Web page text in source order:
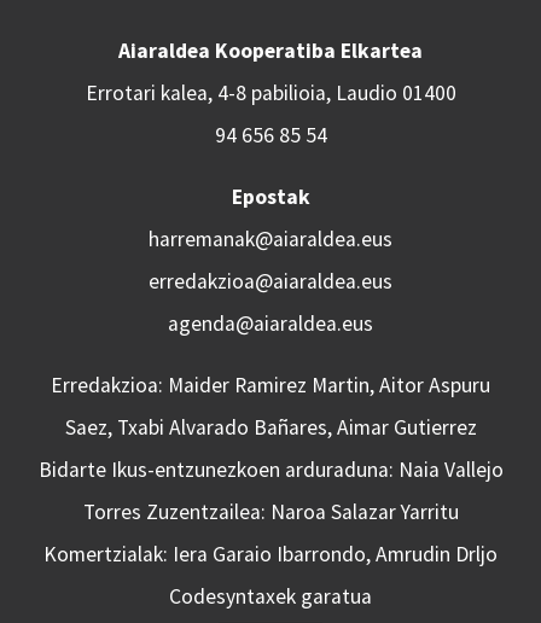
Aiaraldea Kooperatiba Elkartea
Errotari kalea, 4-8 pabilioia, Laudio 01400
94 656 85 54
Epostak
harremanak@aiaraldea.eus
erredakzioa@aiaraldea.eus
agenda@aiaraldea.eus
Erredakzioa: Maider Ramirez Martin, Aitor Aspuru
Saez, Txabi Alvarado Bañares, Aimar Gutierrez
Bidarte Ikus-entzunezkoen arduraduna: Naia Vallejo
Torres Zuzentzailea: Naroa Salazar Yarritu
Komertzialak: Iera Garaio Ibarrondo, Amrudin Drljo
Codesyntaxek garatua